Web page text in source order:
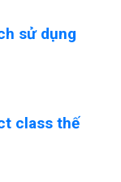
sử dụng
class thế